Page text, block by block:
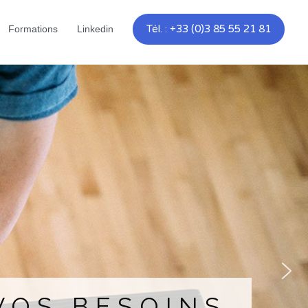
Formations Linkedin Tél. : +33 (0)3 85 55 21 81